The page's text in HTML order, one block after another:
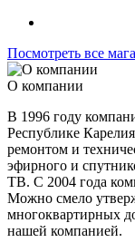
Посмотреть все
О компании
В 1996 году
Республике
ремонтом и
эфирного и
ТВ. С 2004 года
Можно смело
многоквартирных
нашей компанией.